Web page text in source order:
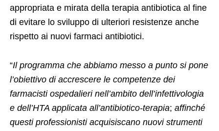
appropriata e mirata della terapia antibiotica al fine
di evitare lo sviluppo di ulteriori resistenze anche
rispetto ai nuovi farmaci antibiotici.
“Il programma che abbiamo messo a punto si pone
l’obiettivo di accrescere le competenze dei
farmacisti ospedalieri nell’ambito dell’infettivologia
e dell’HTA applicata all’antibiotico-terapia; affinché
questi professionisti acquisiscano nuovi strumenti